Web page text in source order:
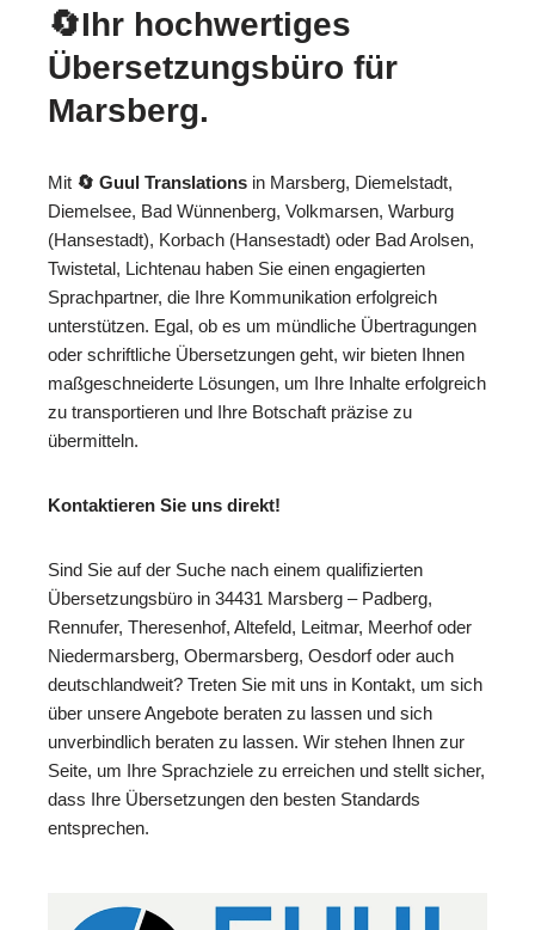
🔄Ihr hochwertiges
Übersetzungsbüro für
Marsberg.
Mit 🔄 Guul Translations in Marsberg, Diemelstadt,
Diemelsee, Bad Wünnenberg, Volkmarsen, Warburg
(Hansestadt), Korbach (Hansestadt) oder Bad Arolsen,
Twistetal, Lichtenau haben Sie einen engagierten
Sprachpartner, die Ihre Kommunikation erfolgreich
unterstützen. Egal, ob es um mündliche Übertragungen
oder schriftliche Übersetzungen geht, wir bieten Ihnen
maßgeschneiderte Lösungen, um Ihre Inhalte erfolgreich
zu transportieren und Ihre Botschaft präzise zu
übermitteln.
Kontaktieren Sie uns direkt!
Sind Sie auf der Suche nach einem qualifizierten
Übersetzungsbüro in 34431 Marsberg – Padberg,
Rennufer, Theresenhof, Altefeld, Leitmar, Meerhof oder
Niedermarsberg, Obermarsberg, Oesdorf oder auch
deutschlandweit? Treten Sie mit uns in Kontakt, um sich
über unsere Angebote beraten zu lassen und sich
unverbindlich beraten zu lassen. Wir stehen Ihnen zur
Seite, um Ihre Sprachziele zu erreichen und stellt sicher,
dass Ihre Übersetzungen den besten Standards
entsprechen.